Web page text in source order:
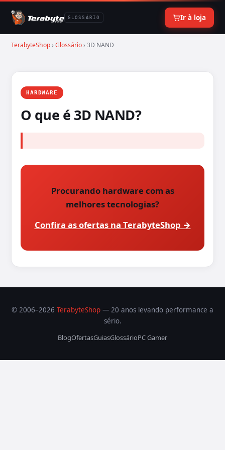
GLOSSÁRIO Ir à loja
TerabyteShop› Glossário› 3D NAND
HARDWARE
O que é 3D NAND?
Procurando hardware com as
melhores tecnologias?
Confira as ofertas na TerabyteShop →
© 2006–2026 TerabyteShop — 20 anos levando performance a
sério.
BlogOfertasGuiasGlossárioPC Gamer